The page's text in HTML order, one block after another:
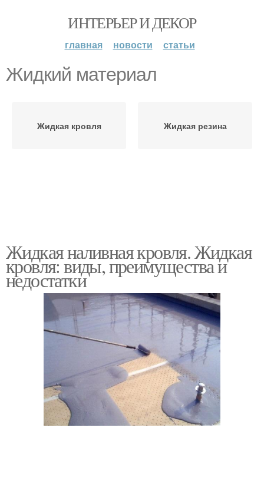
ИНТЕРЬЕР И ДЕКОР
главная новости статьи
Жидкий материал
Жидкая кровля Жидкая резина
Жидкая наливная кровля. Жидкая
кровля: виды, преимущества и
недостатки